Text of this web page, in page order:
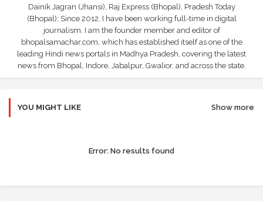
Dainik Jagran (Jhansi), Raj Express (Bhopal), Pradesh Today
(Bhopal); Since 2012, I have been working full-time in digital
journalism. I am the founder member and editor of
bhopalsamachar.com, which has established itself as one of the
leading Hindi news portals in Madhya Pradesh, covering the latest
news from Bhopal, Indore, Jabalpur, Gwalior, and across the state.
YOU MIGHT LIKE Show more
Error: No results found